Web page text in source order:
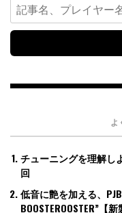
for:
よ
チューニングを理解し
回
低音に艶を加える、
BOOSTEROOSTER”【